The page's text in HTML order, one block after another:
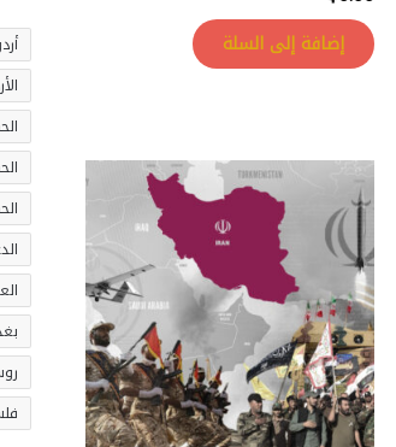
إضافة إلى السلة